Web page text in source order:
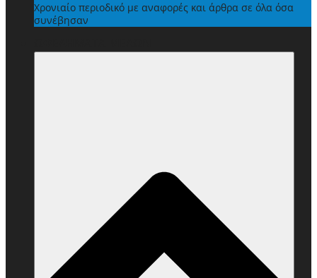
Χρονιαίο περιοδικό με αναφορές και άρθρα σε όλα όσα
συνέβησαν